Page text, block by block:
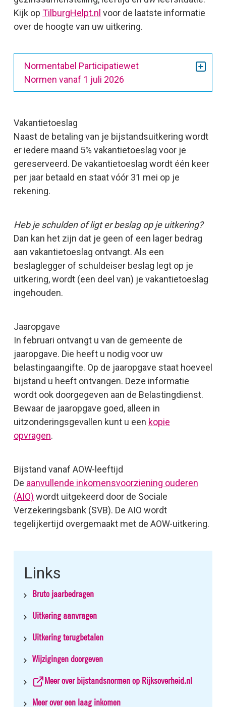
Kijk op TilburgHelpt.nl voor de laatste informatie
over de hoogte van uw uitkering.
Normentabel Participatiewet
Normen vanaf 1 juli 2026
Vakantietoeslag
Naast de betaling van je bijstandsuitkering wordt
er iedere maand 5% vakantietoeslag voor je
gereserveerd. De vakantietoeslag wordt één keer
per jaar betaald en staat vóór 31 mei op je
rekening.
Heb je schulden of ligt er beslag op je uitkering?
Dan kan het zijn dat je geen of een lager bedrag
aan vakantietoeslag ontvangt. Als een
beslaglegger of schuldeiser beslag legt op je
uitkering, wordt (een deel van) je vakantietoeslag
ingehouden.
Jaaropgave
In februari ontvangt u van de gemeente de
jaaropgave. Die heeft u nodig voor uw
belastingaangifte. Op de jaaropgave staat hoeveel
bijstand u heeft ontvangen. Deze informatie
wordt ook doorgegeven aan de Belastingdienst.
Bewaar de jaaropgave goed, alleen in
uitzonderingsgevallen kunt u een kopie
opvragen.
Bijstand vanaf AOW-leeftijd
De aanvullende inkomensvoorziening ouderen
(AIO) wordt uitgekeerd door de Sociale
Verzekeringsbank (SVB). De AIO wordt
tegelijkertijd overgemaakt met de AOW-uitkering.
Links
Bruto jaarbedragen
Uitkering aanvragen
Uitkering terugbetalen
Wijzigingen doorgeven
Meer over bijstandsnormen op Rijksoverheid.nl
Meer over een laag inkomen